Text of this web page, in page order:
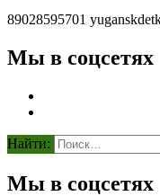
89028595701
Мы в соцсетях
Найти:
Мы в соцсетях